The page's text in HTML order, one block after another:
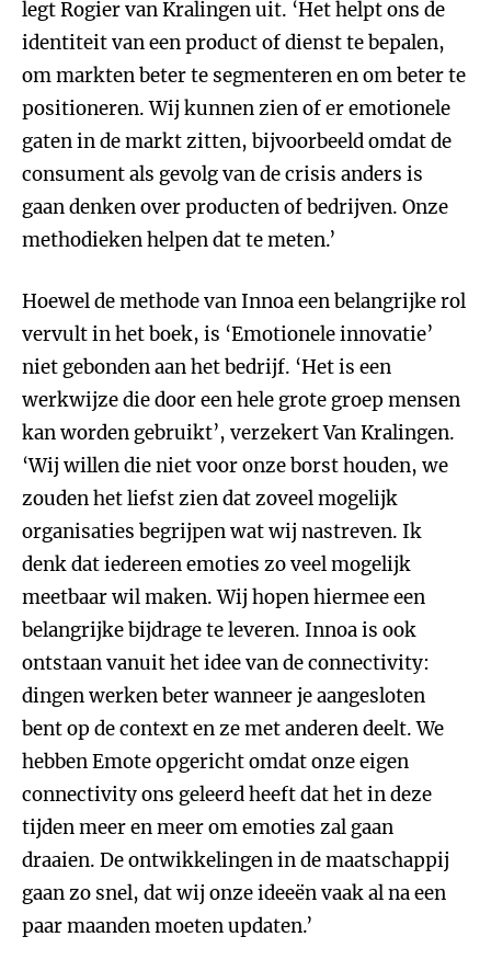
legt Rogier van Kralingen uit. ‘Het helpt ons de
identiteit van een product of dienst te bepalen,
om markten beter te segmenteren en om beter te
positioneren. Wij kunnen zien of er emotionele
gaten in de markt zitten, bijvoorbeeld omdat de
consument als gevolg van de crisis anders is
gaan denken over producten of bedrijven. Onze
methodieken helpen dat te meten.’
Hoewel de methode van Innoa een belangrijke rol
vervult in het boek, is ‘Emotionele innovatie’
niet gebonden aan het bedrijf. ‘Het is een
werkwijze die door een hele grote groep mensen
kan worden gebruikt’, verzekert Van Kralingen.
‘Wij willen die niet voor onze borst houden, we
zouden het liefst zien dat zoveel mogelijk
organisaties begrijpen wat wij nastreven. Ik
denk dat iedereen emoties zo veel mogelijk
meetbaar wil maken. Wij hopen hiermee een
belangrijke bijdrage te leveren. Innoa is ook
ontstaan vanuit het idee van de connectivity:
dingen werken beter wanneer je aangesloten
bent op de context en ze met anderen deelt. We
hebben Emote opgericht omdat onze eigen
connectivity ons geleerd heeft dat het in deze
tijden meer en meer om emoties zal gaan
draaien. De ontwikkelingen in de maatschappij
gaan zo snel, dat wij onze ideeën vaak al na een
paar maanden moeten updaten.’